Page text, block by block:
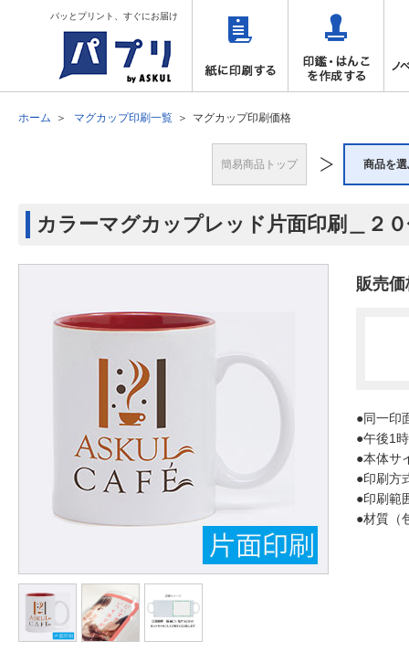
パッとプリント、すぐにお届け
ホーム マグカップ印刷一覧 マグカップ印刷価格
簡易商品トップ 商品を
カラーマグカップレッド片面印刷＿２
販売価
●同一印
●午後1
●本体サ
●印刷方
●印刷範
●材質（